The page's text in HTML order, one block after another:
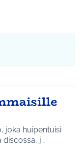
Kulttuuri ja
joka huipentuisi
discossa, j…